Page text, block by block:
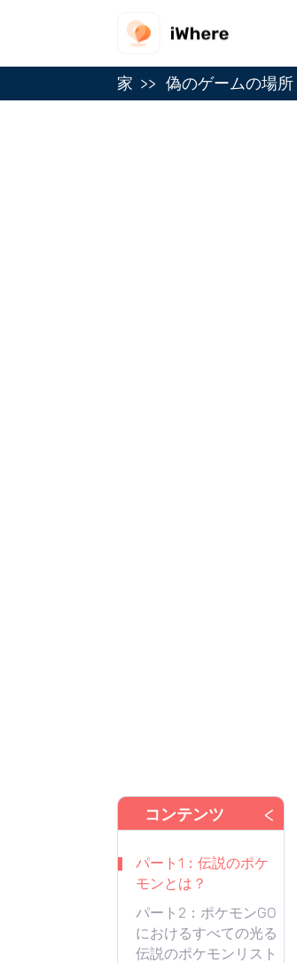
家 偽のゲームの場所
コンテンツ <
パート1：伝説のポケ
モンとは？
パート2：ポケモンGO
におけるすべての光る
伝説のポケモンリスト